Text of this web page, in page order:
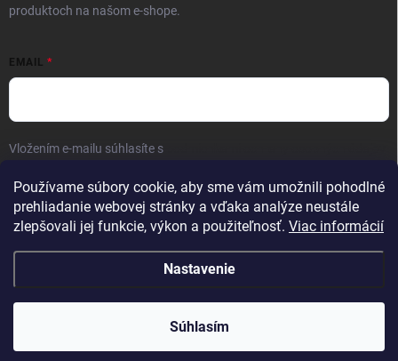
Používame súbory cookie, aby sme vám umožnili pohodlné
prehliadanie webovej stránky a vďaka analýze neustále
zlepšovali jej funkcie, výkon a použiteľnosť. Viac informácií
Nastavenie
Súhlasím
produktoch na našom e-shope.
EMAIL
Vložením e-mailu súhlasíte s
Prihlásiť sa
Kaliber SP s.r.o. . Všetky práva vyhradené.